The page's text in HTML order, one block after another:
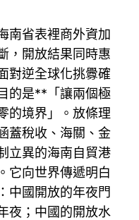
南省表裡商外資加
，開放結果同時惠
對逆全球化挑釁確
的是**「讓兩個極
的境界」。放條理
蓋稅收、海關、金
立異的海南自貿港
它向世界傳遞明白
中國開放的年夜門
夜；中國的開放水